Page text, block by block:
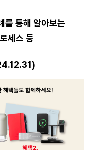
통해 알아보는
세스 등